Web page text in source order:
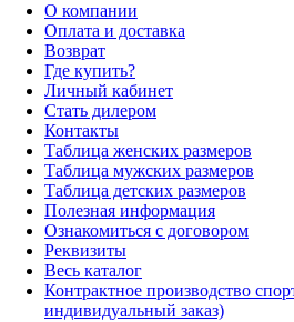
О компании
Оплата и доставка
Возврат
Где купить?
Личный кабинет
Стать дилером
Контакты
Таблица женских размеров
Таблица мужских размеров
Таблица детских размеров
Полезная информация
Ознакомиться с договором
Реквизиты
Весь каталог
Контрактное производство
индивидуальный заказ)